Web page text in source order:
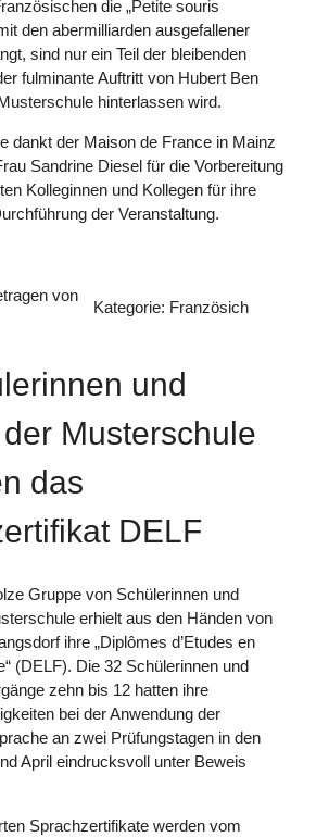
die „Petite souris
den abermilliarden ausgefallener
sind nur ein Teil der bleibenden
fulminante Auftritt von Hubert Ben
hinterlassen wird.
dankt der Maison de France in Mainz
Sandrine Diesel für die Vorbereitung
Kolleginnen und Kollegen für ihre
der Veranstaltung.
von
Kategorie: Französich
und
Musterschule
das
DELF
Gruppe von Schülerinnen und
erhielt aus den Händen von
ihre „Diplômes d’Etudes en
(DELF). Die 32 Schülerinnen und
zehn bis 12 hatten ihre
bei der Anwendung der
an zwei Prüfungstagen in den
April eindrucksvoll unter Beweis
Sprachzertifikate werden vom